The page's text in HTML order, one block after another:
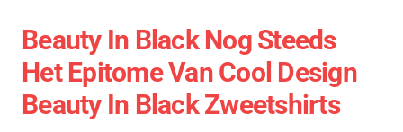
Beauty In Black Nog Steeds
Het Epitome Van Cool Design
Beauty In Black Zweetshirts